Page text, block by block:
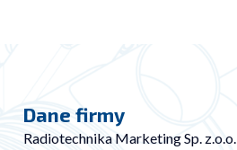
Dane firmy
Radiotechnika Marketing Sp. z.o.o.